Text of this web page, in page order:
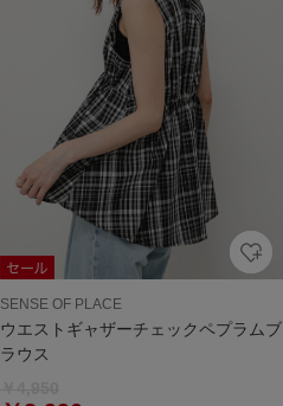
SENSE OF PLACE
ウエストギャザーチェックペプラムブ
ラウス